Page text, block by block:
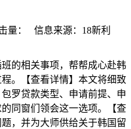
量：
信息来源：18新利
的相关事项，帮帮成心赴韩
。【查看详情】本文将细致
罗贷款类型、申请前提、申
同窗们领会这一选项。【查
，并为大师供给关于韩国留